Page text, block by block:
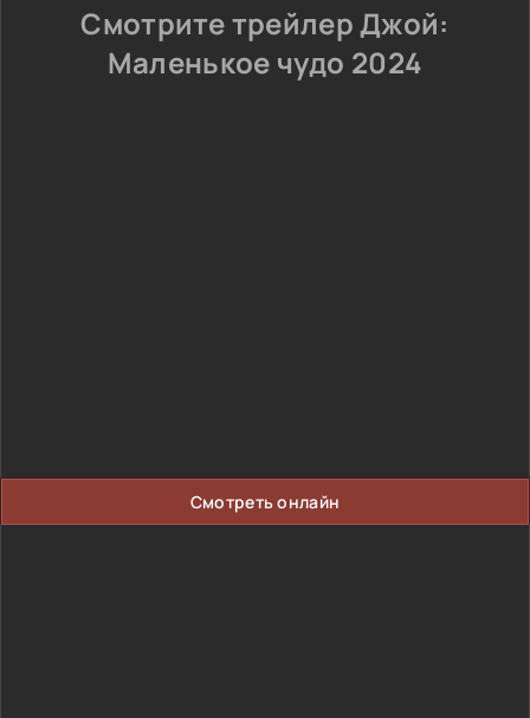
Смотрите трейлер Джой:
Маленькое чудо 2024
Смотреть онлайн